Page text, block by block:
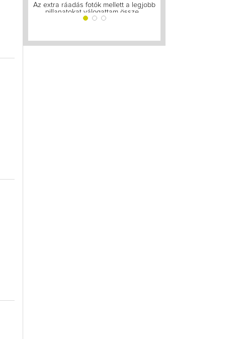
Az extra ráadás fotók mellett a legjobb
pillanatokat válogattam össze...